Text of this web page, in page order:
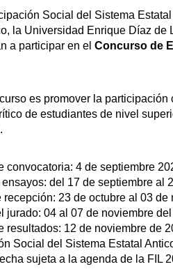
Social del Sistema
la Universidad Enrique Díaz
a participar en elConcurso de
es promover la
de estudiantes de nivel
convocatoria: 4 de septiembre
del 17 de septiembre al
23 de octubre al 03 de
jurado: 04 al 07 de noviembre
resultados: 12 de noviembre de
Social del Sistema Estatal
sujeta a la agenda de la FIL